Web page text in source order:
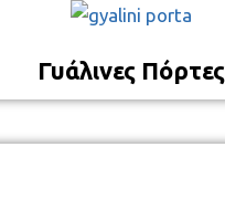
Γυάλινες Πόρτες